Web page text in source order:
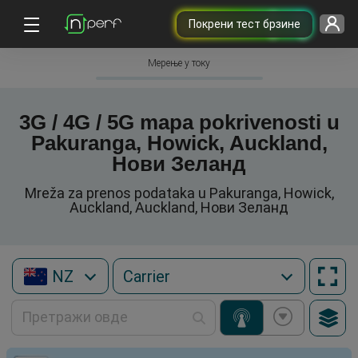
Покрени тест брзине
Мерење у току
3G / 4G / 5G mapa pokrivenosti u
Pakuranga, Howick, Auckland,
Нови Зеланд
Mreža za prenos podataka u Pakuranga, Howick,
Auckland, Auckland, Нови Зеланд
NZ